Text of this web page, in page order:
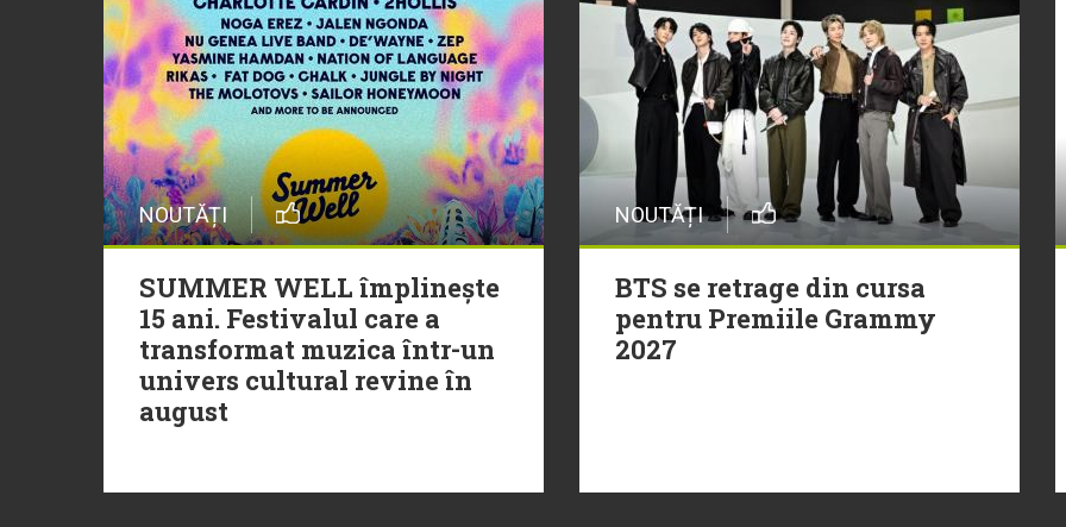
NOUTĂȚI
SUMMER WELL împlinește
15 ani. Festivalul care a
transformat muzica într-un
univers cultural revine în
august
NOUTĂȚI
BTS se retrage din cursa
pentru Premiile Grammy
2027